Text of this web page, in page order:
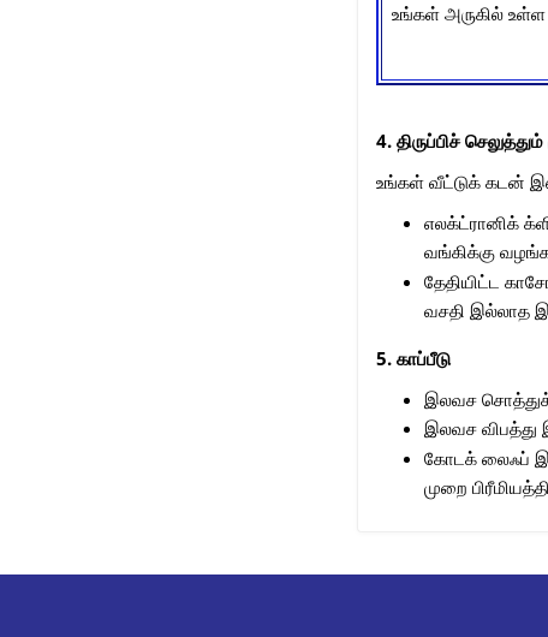
உங்கள் அருகில்
4. திருப்பிச்
உங்கள் வீட்டுக் கடன்
எலக்ட்ரானிக்
வங்கிக்கு
தேதியிட்ட
வசதி இல்லாத
5. காப்பீடு
இலவச சொத்துக்
இலவச விபத்து
கோடக் லைஃப்
முறை